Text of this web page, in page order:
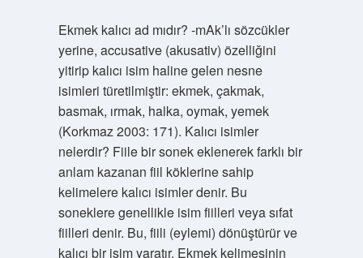
Ekmek kalıcı ad mıdır? -mAk’lı sözcükler
yerine, accusative (akusativ) özelliğini
yitirip kalıcı isim haline gelen nesne
isimleri türetilmiştir: ekmek, çakmak,
basmak, ırmak, halka, oymak, yemek
(Korkmaz 2003: 171). Kalıcı isimler
nelerdir? Fiile bir sonek eklenerek farklı bir
anlam kazanan fiil köklerine sahip
kelimelere kalıcı isimler denir. Bu
soneklere genellikle isim fiilleri veya sıfat
fiilleri denir. Bu, fiili (eylemi) dönüştürür ve
kalıcı bir isim yaratır. Ekmek kelimesinin